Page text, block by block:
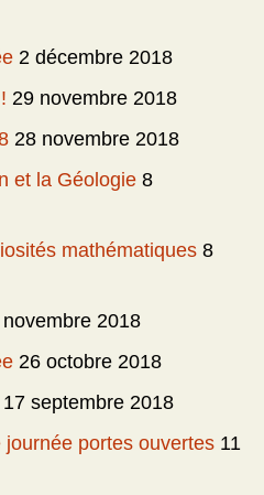
2 décembre 2018
29 novembre 2018
28 novembre 2018
et la Géologie 8
mathématiques 8
novembre 2018
26 octobre 2018
17 septembre 2018
portes ouvertes 11